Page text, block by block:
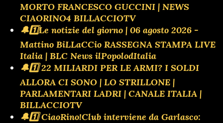
MORTO FRANCESCO GUCCINI | NEWS
CIAORINO4 BILLACCIOTV
🔔1️⃣Le notizie del giorno | 06 agosto 2026 -
Mattino BiLLaCCio RASSEGNA STAMPA LIVE
Italia | BLC News ilPopolodItalia
🔔1️⃣ 22 MILIARDI PER LE ARMI? I SOLDI
ALLORA CI SONO | LO STRILLONE |
PARLAMENTARI LADRI | CANALE ITALIA |
BILLACCIOTV
🔔1️⃣ CiaoRino!Club interviene da Garlasco: